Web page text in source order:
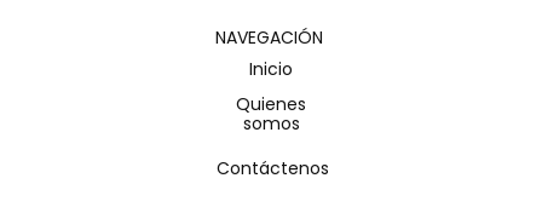
NAVEGACIÓN
Inicio
Quienes
somos
Contáctenos